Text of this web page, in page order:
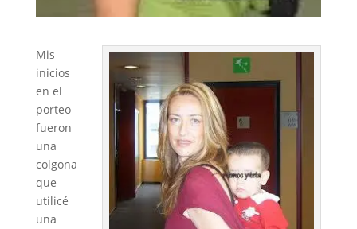
Mis
inicios
en el
porteo
fueron
una
colgona
que
utilicé
una